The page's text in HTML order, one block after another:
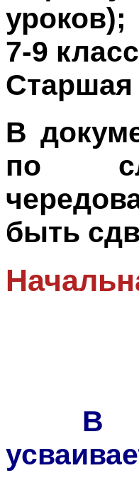
уроков);
7-9
Старшая
В
по
быть
В